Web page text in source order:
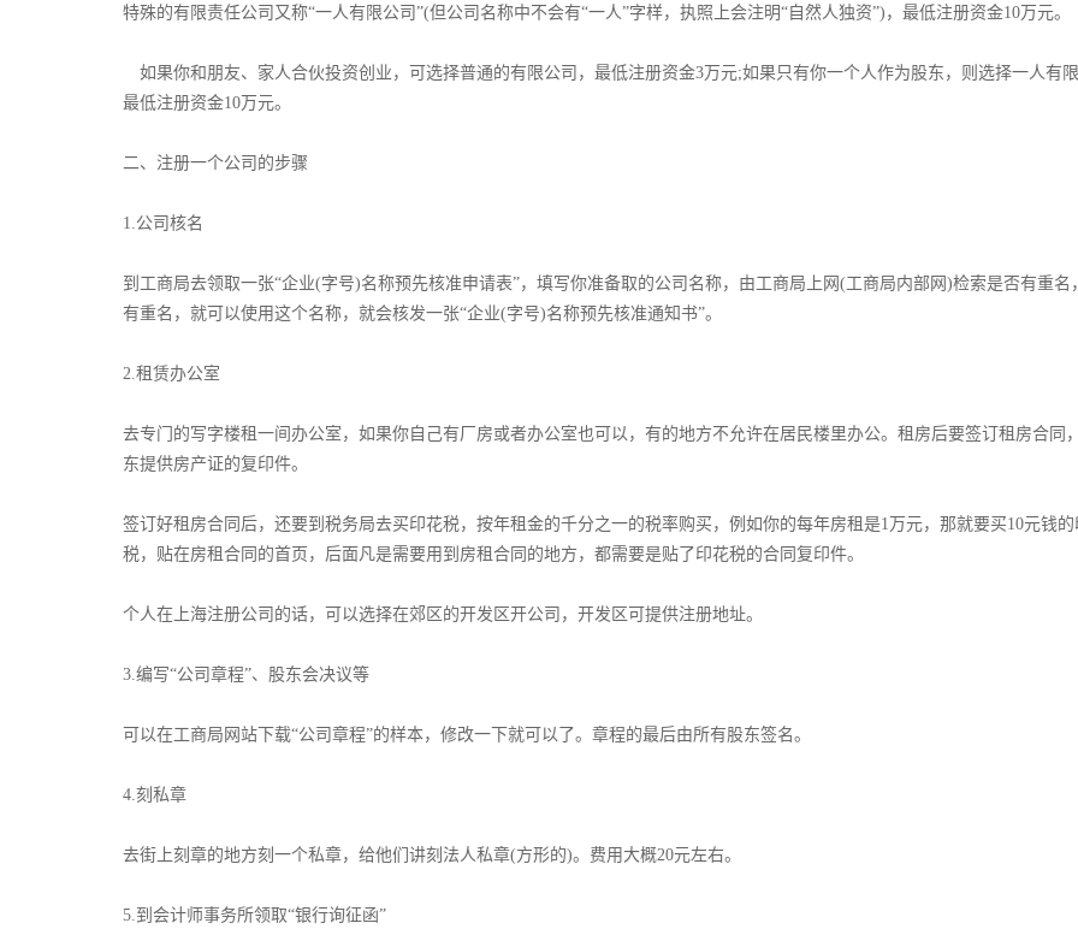
特殊的有限责任公司又称“一人有限公司”(但公司名称中不会有“一人”字样，执照上会注明“自然人独资”)，最低注册资金10万元。­
如果你和朋友、家人合伙投资创业，可选择普通的有限公司，最低注册资金3万元;如果只有你一个人作为股东，则选择一人有限
最低注册资金10万元。­
­二、注册一个公司的步骤
1.公司核名
到工商局去领取一张“企业(字号)名称预先核准申请表”，填写你准备取的公司名称，由工商局上网(工商局内部网)检索是否有重名
有重名，就可以使用这个名称，就会核发一张“企业(字号)名称预先核准通知书”。­
2.租赁办公室
去专门的写字楼租一间办公室，如果你自己有厂房或者办公室也可以，有的地方不允许在居民楼里办公。租房后要签订租房合同
东提供房产证的复印件。­
签订好租房合同后，还要到税务局去买印花税，按年租金的千分之一的税率购买，例如你的每年房租是1万元，那就要买10元钱的
税，贴在房租合同的首页，后面凡是需要用到房租合同的地方，都需要是贴了印花税的合同复印件。­
个人在上海注册公司的话，可以选择在郊区的开发区开公司，开发区可提供注册地址。
­3.编写“公司章程”、股东会决议等
可以在工商局网站下载“公司章程”的样本，修改一下就可以了。章程的最后由所有股东签名。­
­4.刻私章
去街上刻章的地方刻一个私章，给他们讲刻法人私章(方形的)。费用大概20元左右。­
­5.到会计师事务所领取“银行询征函”